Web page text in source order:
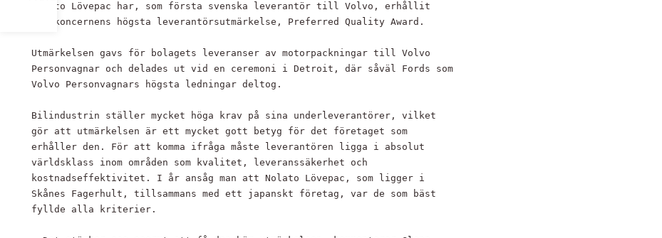
Nolato Lövepac har, som första svenska leverantör till Volvo, erhållit
Fordkoncernens högsta leverantörsutmärkelse, Preferred Quality Award.
Utmärkelsen gavs för bolagets leveranser av motorpackningar till Volvo
Personvagnar och delades ut vid en ceremoni i Detroit, där såväl Fords som
Volvo Personvagnars högsta ledningar deltog.
Bilindustrin ställer mycket höga krav på sina underleverantörer, vilket
gör att utmärkelsen är ett mycket gott betyg för det företaget som
erhåller den. För att komma ifråga måste leverantören ligga i absolut
världsklass inom områden som kvalitet, leveranssäkerhet och
kostnadseffektivitet. I år ansåg man att Nolato Lövepac, som ligger i
Skånes Fagerhult, tillsammans med ett japanskt företag, var de som bäst
fyllde alla kriterier.